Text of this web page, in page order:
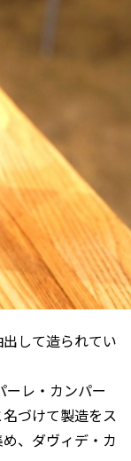
して造られてい
ーレ・カンパー
づけて製造をス
、ダヴィデ・カ